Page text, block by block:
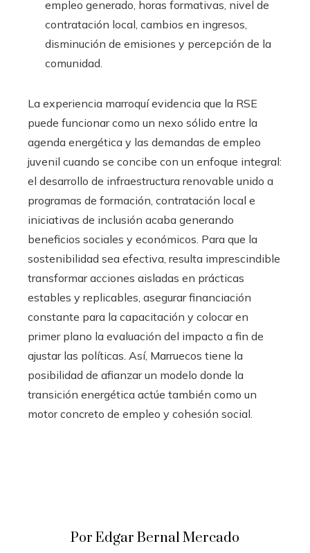
empleo generado, horas formativas, nivel de
contratación local, cambios en ingresos,
disminución de emisiones y percepción de la
comunidad.
La experiencia marroquí evidencia que la RSE
puede funcionar como un nexo sólido entre la
agenda energética y las demandas de empleo
juvenil cuando se concibe con un enfoque integral:
el desarrollo de infraestructura renovable unido a
programas de formación, contratación local e
iniciativas de inclusión acaba generando
beneficios sociales y económicos. Para que la
sostenibilidad sea efectiva, resulta imprescindible
transformar acciones aisladas en prácticas
estables y replicables, asegurar financiación
constante para la capacitación y colocar en
primer plano la evaluación del impacto a fin de
ajustar las políticas. Así, Marruecos tiene la
posibilidad de afianzar un modelo donde la
transición energética actúe también como un
motor concreto de empleo y cohesión social.
Por Edgar Bernal Mercado